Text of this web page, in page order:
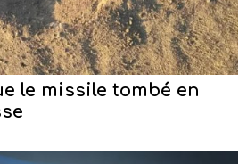
le missile tombé en